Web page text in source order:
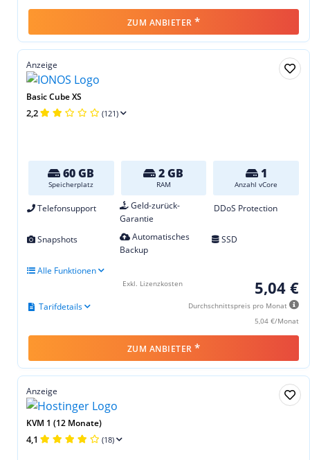
ZUM ANBIETER *
Anzeige
Basic Cube XS
2,2 (121)
60 GB
Speicherplatz
2 GB
RAM
1
Anzahl vCore
Telefonsupport
Geld-zurück-
Garantie
DDoS Protection
Snapshots
Automatisches
Backup
SSD
Alle Funktionen
5,04 €
Durchschnittspreis pro Monat
5,04 €/Monat
Tarifdetails
Exkl. Lizenzkosten
ZUM ANBIETER *
Anzeige
KVM 1 (12 Monate)
4,1 (18)